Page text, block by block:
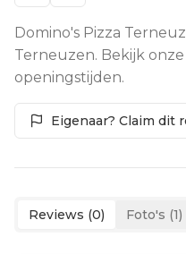
Domino's Pizza
Terneuzen. Bekijk
openingstijden.
Eigenaar? Claim dit
Reviews (0) Foto's (1)